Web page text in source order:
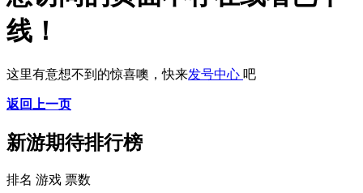
线！
这里有意想不到的惊喜噢，快来发号中心 吧
返回上一页
新游期待排行榜
排名 游戏 票数